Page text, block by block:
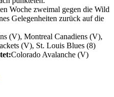
Woche zweimal gegen die Wild
Gelegenheiten zurück auf die
(V), Montreal Canadiens (V),
(V), St. Louis Blues (8)
Colorado Avalanche (V)